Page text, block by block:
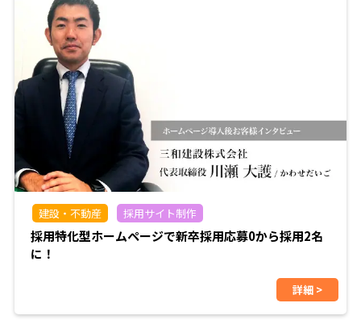
建設・不動産 採用サイト制作
採用特化型ホームページで新卒採用応募0から採用2名
に！
詳細 >